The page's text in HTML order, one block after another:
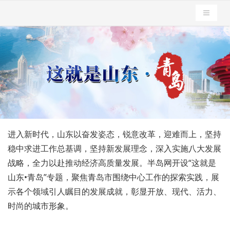
导航切
进入新时代，山东以奋发姿态，锐意改革，迎难而上，坚持
稳中求进工作总基调，坚持新发展理念，深入实施八大发展
战略，全力以赴推动经济高质量发展。半岛网开设“这就是
山东•青岛”专题，聚焦青岛市围绕中心工作的探索实践，展
示各个领域引人瞩目的发展成就，彰显开放、现代、活力、
时尚的城市形象。